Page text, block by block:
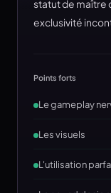
statut de maître
exclusivité
Points forts
Le gameplay
Les visuels
L'utilisation